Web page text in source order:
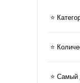
⭐
⭐
⭐